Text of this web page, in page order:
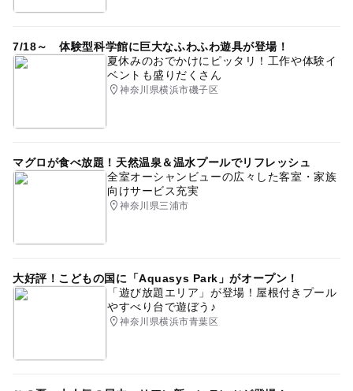
7/18～ 体験型科学館に巨大なふわふわ遊具が登場！
夏休みのおでかけにピッタリ！工作や体験イ
ベントも盛りだくさん
神奈川県横浜市磯子区
マグロが食べ放題！天然温泉＆温水プールでリフレッシュ
全室オーシャンビューの広々した客室・家族
向けサービス充実
神奈川県三浦市
大好評！こどもの国に「Aquasys Park」がオープン！
「遊び放題エリア」が登場！屋根付きプール
やすべり台で遊ぼう♪
神奈川県横浜市青葉区